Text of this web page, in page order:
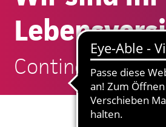
Continentale: